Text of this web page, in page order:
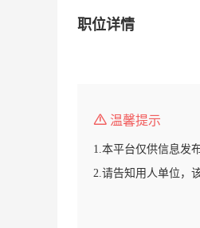
职位详情
温馨提示
1.本平台仅供信息发布
2.请告知用人单位，